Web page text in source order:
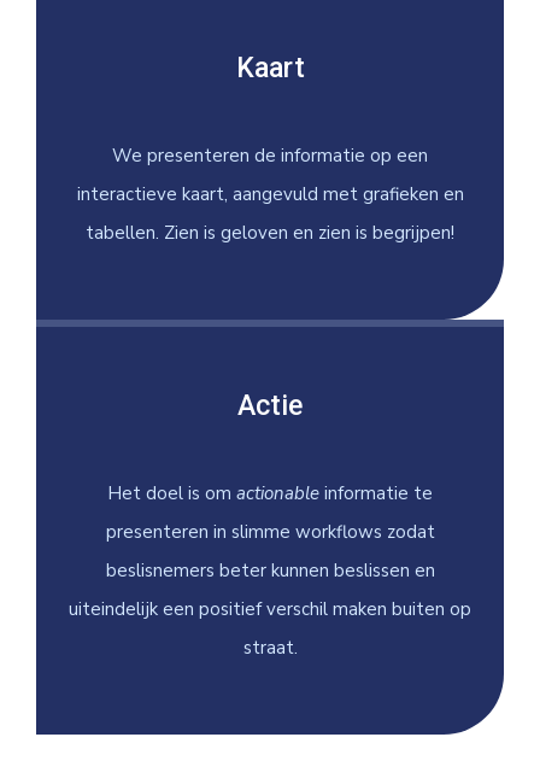
Kaart
We presenteren de informatie op een
interactieve kaart, aangevuld met grafieken en
tabellen. Zien is geloven en zien is begrijpen!
Actie
Het doel is om actionable informatie te
presenteren in slimme workflows zodat
beslisnemers beter kunnen beslissen en
uiteindelijk een positief verschil maken buiten op
straat.